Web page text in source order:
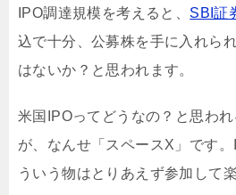
IPO調達規模を考えると、 SBI証
込で十分、公募株を手に入れら
はないか？と思われます。
米国IPOってどうなの？と思わ
が、なんせ「スペースX」です
ういう物はとりあえず参加して